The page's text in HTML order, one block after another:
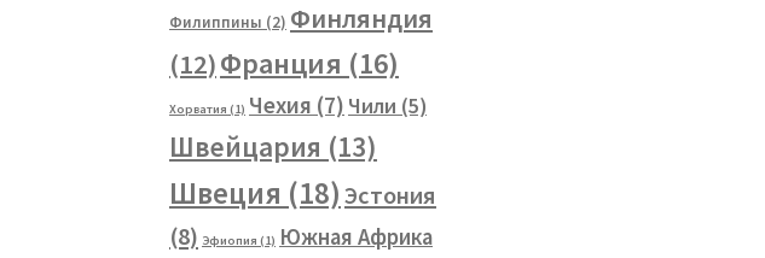
Филиппины (2) Финляндия
(12)Франция (16)
Хорватия (1) Чехия (7) Чили (5)
Швейцария (13)
Швеция (18)Эстония
(8) Эфиопия (1) Южная Африка